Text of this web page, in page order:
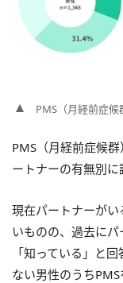
PMS（月経前症
PMS（月経前症候
ートナーの有無別に
現在パートナーが
いものの、過去に
「知っている」と
ない男性のうち